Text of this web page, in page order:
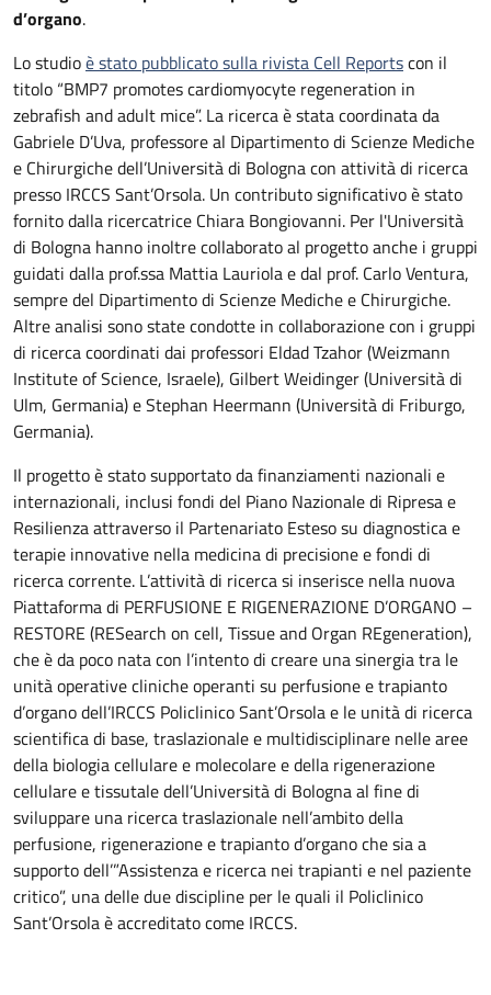
d’organo.
Lo studioè stato pubblicato sulla rivista Cell Reportscon il
titolo “BMP7 promotes cardiomyocyte regeneration in
zebrafish and adult mice”. La ricerca è stata coordinata da
Gabriele D’Uva, professore al Dipartimento di Scienze Mediche
e Chirurgiche dell’Università di Bologna con attività di ricerca
presso IRCCS Sant’Orsola. Un contributo significativo è stato
fornito dalla ricercatrice Chiara Bongiovanni. Per l'Università
di Bologna hanno inoltre collaborato al progetto anche i gruppi
guidati dalla prof.ssa Mattia Lauriola e dal prof. Carlo Ventura,
sempre del Dipartimento di Scienze Mediche e Chirurgiche.
Altre analisi sono state condotte in collaborazione con i gruppi
di ricerca coordinati dai professori Eldad Tzahor (Weizmann
Institute of Science, Israele), Gilbert Weidinger (Università di
Ulm, Germania) e Stephan Heermann (Università di Friburgo,
Germania).
Il progetto è stato supportato da finanziamenti nazionali e
internazionali, inclusi fondi del Piano Nazionale di Ripresa e
Resilienza attraverso il Partenariato Esteso su diagnostica e
terapie innovative nella medicina di precisione e fondi di
ricerca corrente. L’attività di ricerca si inserisce nella nuova
Piattaforma di PERFUSIONE E RIGENERAZIONE D’ORGANO –
RESTORE (RESearch on cell, Tissue and Organ REgeneration),
che è da poco nata con l’intento di creare una sinergia tra le
unità operative cliniche operanti su perfusione e trapianto
d’organo dell’IRCCS Policlinico Sant’Orsola e le unità di ricerca
scientifica di base, traslazionale e multidisciplinare nelle aree
della biologia cellulare e molecolare e della rigenerazione
cellulare e tissutale dell’Università di Bologna al fine di
sviluppare una ricerca traslazionale nell’ambito della
perfusione, rigenerazione e trapianto d’organo che sia a
supporto dell’”Assistenza e ricerca nei trapianti e nel paziente
critico”, una delle due discipline per le quali il Policlinico
Sant’Orsola è accreditato come IRCCS.